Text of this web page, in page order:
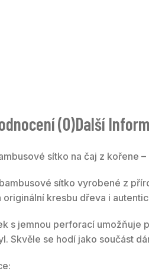
(0)Další
sítko na čaj z kořene –
sítko vyrobené z
originální kresbu dřeva i
s jemnou perforací umožňuje
Skvěle se hodí jako součást